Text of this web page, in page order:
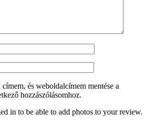
és weboldalcímem mentése a
hozzászólásomhoz.
in to be able to add photos to your review.